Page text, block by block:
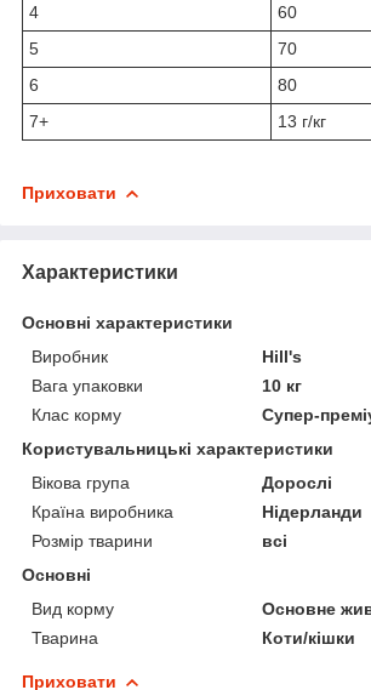
4
60
5
70
6
80
7+
13 г/кг
Приховати
Характеристики
Основні характеристики
Виробник
Hill's
Вага упаковки
10 кг
Клас корму
Супер-
Користувальницькі характеристики
Вікова група
Дорослі
Країна виробника
Нідерланди
Розмір тварини
всі
Основні
Вид корму
Основне
Тварина
Коти/кішки
Приховати